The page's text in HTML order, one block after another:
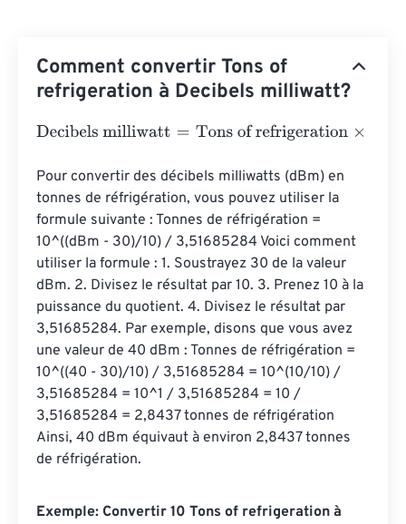
Comment convertir Tons of
refrigeration à Decibels milliwatt?
Decibels milliwatt=Tons of refrigeration×64.9052931
Pour convertir des décibels milliwatts (dBm) en
tonnes de réfrigération, vous pouvez utiliser la
formule suivante : Tonnes de réfrigération =
10^((dBm - 30)/10) / 3,51685284 Voici comment
utiliser la formule : 1. Soustrayez 30 de la valeur
dBm. 2. Divisez le résultat par 10. 3. Prenez 10 à la
puissance du quotient. 4. Divisez le résultat par
3,51685284. Par exemple, disons que vous avez
une valeur de 40 dBm : Tonnes de réfrigération =
10^((40 - 30)/10) / 3,51685284 = 10^(10/10) /
3,51685284 = 10^1 / 3,51685284 = 10 /
3,51685284 = 2,8437 tonnes de réfrigération
Ainsi, 40 dBm équivaut à environ 2,8437 tonnes
de réfrigération.
Exemple: Convertir 10 Tons of refrigeration à